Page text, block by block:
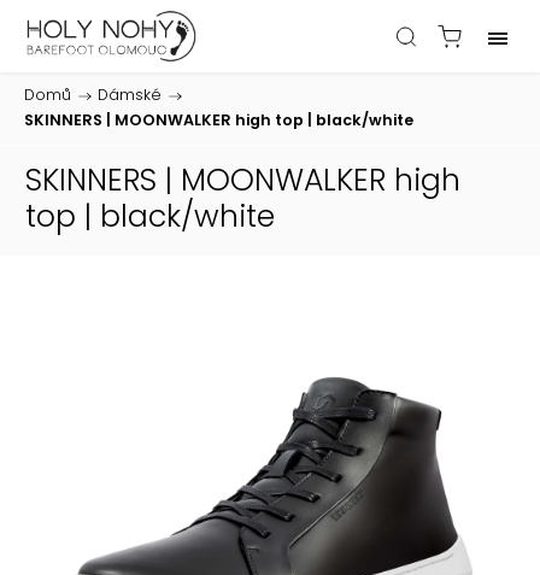
Domů / Dámské /
SKINNERS | MOONWALKER high top | black/white
SKINNERS | MOONWALKER high
top | black/white